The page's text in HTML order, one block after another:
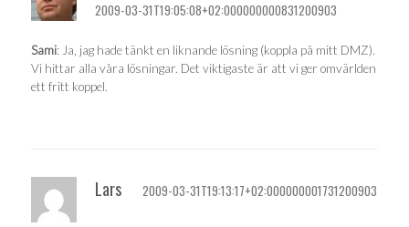
2009-03-31T19:05:08+02:000000000831200903
Sami: Ja, jag hade tänkt en liknande lösning (koppla på mitt DMZ).
Vi hittar alla våra lösningar. Det viktigaste är att vi ger omvärlden
ett fritt koppel.
Lars 2009-03-31T19:13:17+02:000000001731200903